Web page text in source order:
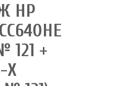
HP
+
Х